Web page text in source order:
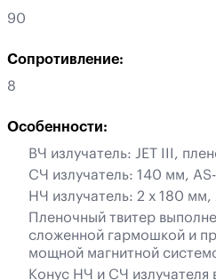
90
Сопротивление:
8
Особенности:
ВЧ излучатель: JET III,
СЧ излучатель: 140 мм,
НЧ излучатель: 2 х 180 мм,
Пленочный твитер
сложенной гармошкой и
мощной магнитной
Конус НЧ и СЧ излучателя